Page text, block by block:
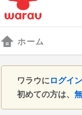
ホーム
ワラウに ログイン
初めての方は、